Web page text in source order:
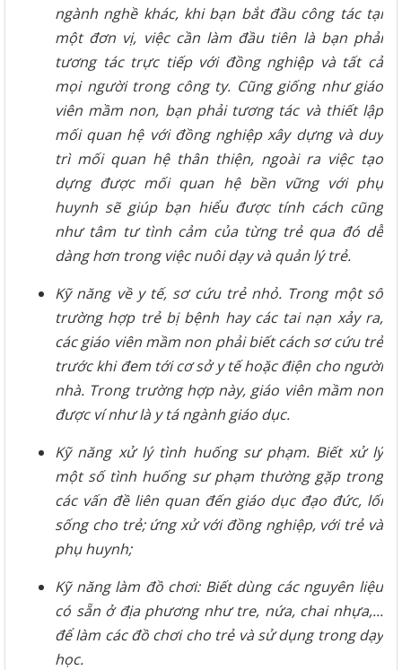
ngành nghề khác, khi bạn bắt đầu công tác tại
một đơn vị, việc cần làm đầu tiên là bạn phải
tương tác trực tiếp với đồng nghiệp và tất cả
mọi người trong công ty. Cũng giống như giáo
viên mầm non, bạn phải tương tác và thiết lập
mối quan hệ với đồng nghiệp xây dựng và duy
trì mối quan hệ thân thiện, ngoài ra việc tạo
dựng được mối quan hệ bền vững với phụ
huynh sẽ giúp bạn hiểu được tính cách cũng
như tâm tư tình cảm của từng trẻ qua đó dễ
dàng hơn trong việc nuôi dạy và quản lý trẻ.
Kỹ năng về y tế, sơ cứu trẻ nhỏ. Trong một số
trường hợp trẻ bị bệnh hay các tai nạn xảy ra,
các giáo viên mầm non phải biết cách sơ cứu trẻ
trước khi đem tới cơ sở y tế hoặc điện cho người
nhà. Trong trường hợp này, giáo viên mầm non
được ví như là y tá ngành giáo dục.
Kỹ năng xử lý tình huống sư phạm. Biết xử lý
một số tình huống sư phạm thường gặp trong
các vấn đề liên quan đến giáo dục đạo đức, lối
sống cho trẻ; ứng xử với đồng nghiệp, với trẻ và
phụ huynh;
Kỹ năng làm đồ chơi: Biết dùng các nguyên liệu
có sẵn ở địa phương như tre, nứa, chai nhựa,...
để làm các đồ chơi cho trẻ và sử dụng trong dạy
học.